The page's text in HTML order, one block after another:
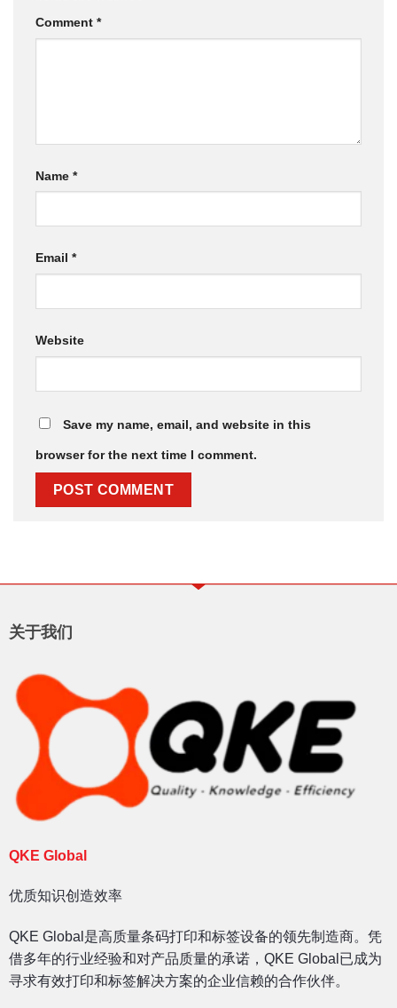
Comment *
Name *
Email *
Website
Save my name, email, and website in this
browser for the next time I comment.
关于我们
QKE Global
优质知识创造效率
QKE Global是高质量条码打印和标签设备的领先制造商。凭
借多年的行业经验和对产品质量的承诺，QKE Global已成为
寻求有效打印和标签解决方案的企业信赖的合作伙伴。